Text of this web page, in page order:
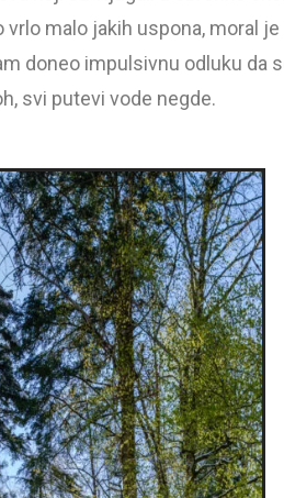
malo jakih uspona, moral je
doneo impulsivnu odluku da
svi putevi vode negde.